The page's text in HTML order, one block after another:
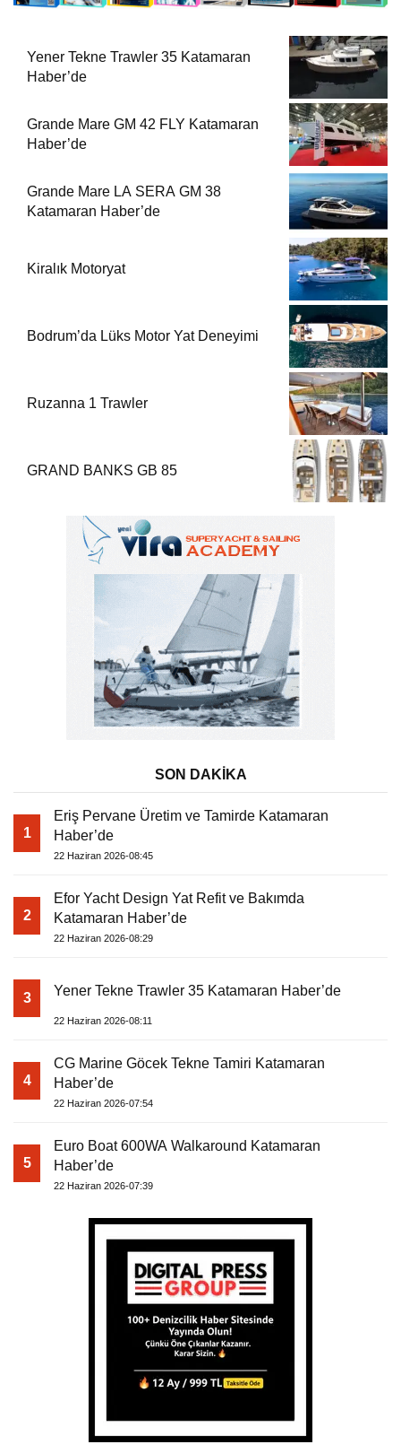
Yener Tekne Trawler 35 Katamaran
Haber’de
Grande Mare GM 42 FLY Katamaran
Haber’de
Grande Mare LA SERA GM 38
Katamaran Haber’de
Kiralık Motoryat
Bodrum’da Lüks Motor Yat Deneyimi
Ruzanna 1 Trawler
GRAND BANKS GB 85
SON DAKİKA
1
Eriş Pervane Üretim ve Tamirde Katamaran
Haber’de
22 Haziran 2026-08:45
2
Efor Yacht Design Yat Refit ve Bakımda
Katamaran Haber’de
22 Haziran 2026-08:29
3 Yener Tekne Trawler 35 Katamaran Haber’de
22 Haziran 2026-08:11
4
CG Marine Göcek Tekne Tamiri Katamaran
Haber’de
22 Haziran 2026-07:54
5
Euro Boat 600WA Walkaround Katamaran
Haber’de
22 Haziran 2026-07:39